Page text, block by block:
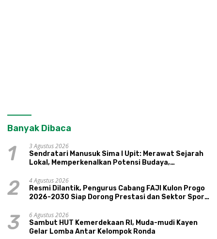
Banyak Dibaca
1
3 Agustus 2026
Sendratari Manusuk Sima I Upit: Merawat Sejarah
Lokal, Memperkenalkan Potensi Budaya,
2
4 Agustus 2026
Resmi Dilantik, Pengurus Cabang FAJI Kulon Progo
2026-2030 Siap Dorong Prestasi dan Sektor Sport
3
6 Agustus 2026
Sambut HUT Kemerdekaan RI, Muda-mudi Kayen
Gelar Lomba Antar Kelompok Ronda